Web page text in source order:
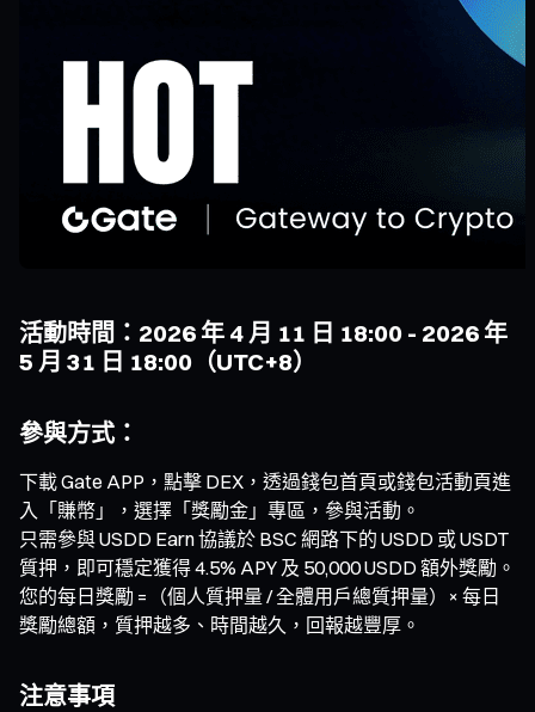
活動時間：2026 年 4 月 11 日 18:00 - 2026 年
5 月 31 日 18:00（UTC+8）
參與方式：
下載 Gate APP，點擊 DEX，透過錢包首頁或錢包活動頁進
入「賺幣」，選擇「獎勵金」專區，參與活動。
只需參與 USDD Earn 協議於 BSC 網路下的 USDD 或 USDT
質押，即可穩定獲得 4.5% APY 及 50,000 USDD 額外獎勵。
您的每日獎勵 =（個人質押量 / 全體用戶總質押量）× 每日
獎勵總額，質押越多、時間越久，回報越豐厚。
注意事項